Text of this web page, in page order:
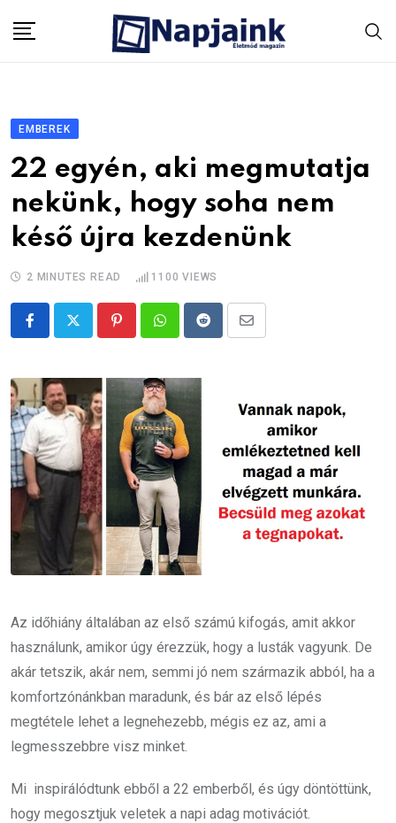
EMBEREK
22 egyén, aki megmutatja
nekünk, hogy soha nem
késő újra kezdenünk
2 MINUTES READ 1100 VIEWS
PinterestWhatsappRedditShare
Az időhiány általában az első számú kifogás, amit akkor
használunk, amikor úgy érezzük, hogy a lusták vagyunk. De
akár tetszik, akár nem, semmi jó nem származik abból, ha a
komfortzónánkban maradunk, és bár az első lépés
megtétele lehet a legnehezebb, mégis ez az, ami a
legmesszebbre visz minket.
Mi inspirálódtunk ebből a 22 emberből, és úgy döntöttünk,
hogy megosztjuk veletek a napi adag motivációt.